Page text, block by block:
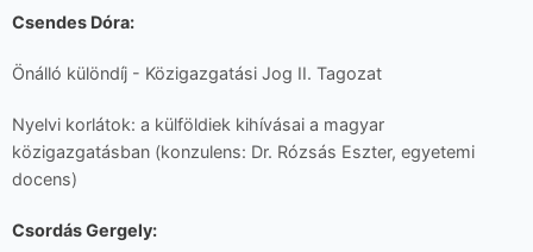
Csendes Dóra:
Önálló különdíj - Közigazgatási Jog II. Tagozat
Nyelvi korlátok: a külföldiek kihívásai a magyar
közigazgatásban (konzulens: Dr. Rózsás Eszter, egyetemi
docens)
Csordás Gergely: